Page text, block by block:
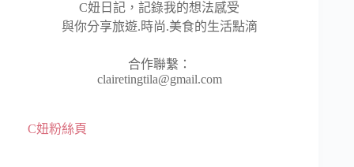
C妞日記，記錄我的想法感受
與你分享旅遊.時尚.美食的生活點滴
合作聯繫：
clairetingtila@gmail.com
C妞粉絲頁